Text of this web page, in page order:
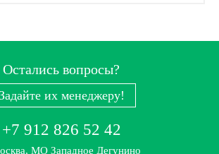
Остались вопросы?
их менеджеру!
+7 912 826 52 42
МО Западное Дегунино